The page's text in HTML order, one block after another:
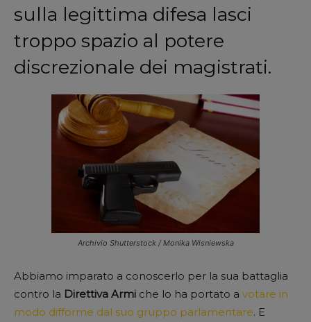
sulla legittima difesa lasci
troppo spazio al potere
discrezionale dei magistrati.
Archivio Shutterstock / Monika Wisniewska
Abbiamo imparato a conoscerlo per la sua battaglia
contro la Direttiva Armi che lo ha portato a votare in
modo difforme dal suo gruppo parlamentare. E